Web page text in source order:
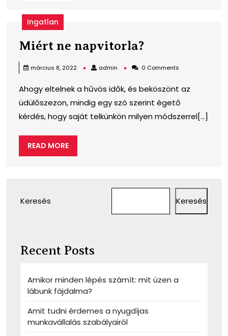
Ingatlan
Miért ne napvitorla?Miért
március 8, 2022 admin admin 0 Comments
Ahogy eltelnek a hűvös idők, és beköszönt az
üdülőszezon, mindig egy szó szerint égető
kérdés, hogy saját telkünkön milyen módszerrel[...]
READ MOREREAD
MORE
Keresés Keresés
Recent Posts
Amikor minden lépés számít: mit üzen a
lábunk fájdalma?
Amit tudni érdemes a nyugdíjas
munkavállalás szabályairól